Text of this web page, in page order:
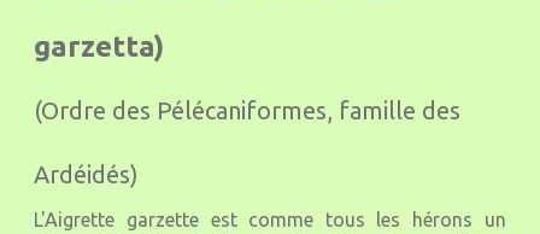
garzetta)
(Ordre des Pélécaniformes, famille des
Ardéidés)
L'Aigrette garzette est comme tous les hérons un